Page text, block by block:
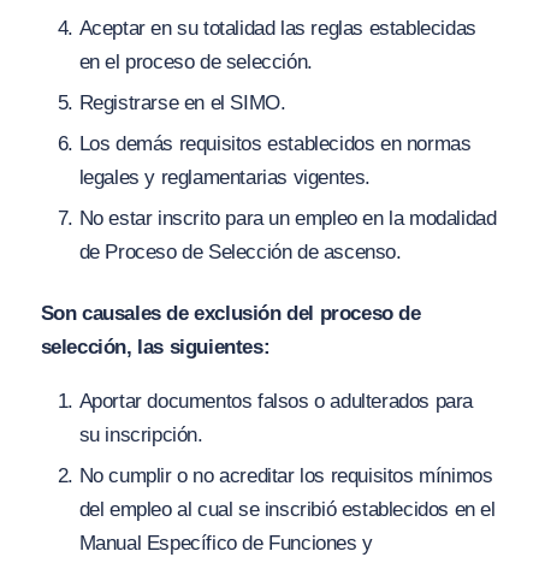
Aceptar en su totalidad las reglas establecidas
en el proceso de selección.
Registrarse en el SIMO.
Los demás requisitos establecidos en normas
legales y reglamentarias vigentes.
No estar inscrito para un empleo en la modalidad
de Proceso de Selección de ascenso.
Son causales de exclusión del proceso de
selección, las siguientes:
Aportar documentos falsos o adulterados para
su inscripción.
No cumplir o no acreditar los requisitos mínimos
del empleo al cual se inscribió establecidos en el
Manual Específico de Funciones y